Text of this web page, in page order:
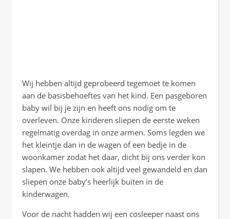
Wij hebben altijd geprobeerd tegemoet te komen
aan de basisbehoeftes van het kind. Een pasgeboren
baby wil bij je zijn en heeft ons nodig om te
overleven. Onze kinderen sliepen de eerste weken
regelmatig overdag in onze armen. Soms legden we
het kleintje dan in de wagen of een bedje in de
woonkamer zodat het daar, dicht bij ons verder kon
slapen. We hebben ook altijd veel gewandeld en dan
sliepen onze baby’s heerlijk buiten in de
kinderwagen.
Voor de nacht hadden wij een cosleeper naast ons